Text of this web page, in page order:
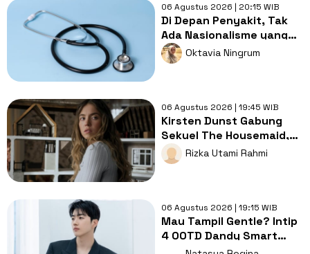
06 Agustus 2026 | 20:15 WIB
Di Depan Penyakit, Tak
Ada Nasionalisme yang
Lebih Penting dari
Kesembuhan
Oktavia Ningrum
06 Agustus 2026 | 19:45 WIB
Kirsten Dunst Gabung
Sekuel The Housemaid,
Intip Sinopsis dan Jadwal
Tayang
Rizka Utami Rahmi
06 Agustus 2026 | 19:15 WIB
Mau Tampil Gentle? Intip
4 OOTD Dandy Smart
Casual ala Kang Hoon